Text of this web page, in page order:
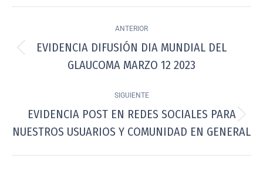
ANTERIOR
EVIDENCIA DIFUSIÓN DIA MUNDIAL DEL
GLAUCOMA MARZO 12 2023
SIGUIENTE
EVIDENCIA POST EN REDES SOCIALES PARA
NUESTROS USUARIOS Y COMUNIDAD EN GENERAL